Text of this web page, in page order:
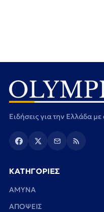
Ειδήσεις για την Ελλάδα
ΚΑΤΗΓΟΡΙΕΣ
ΑΜΥΝΑ
ΑΠΟΨΕΙΣ